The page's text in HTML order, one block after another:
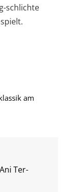
schlichte
am
Ter-